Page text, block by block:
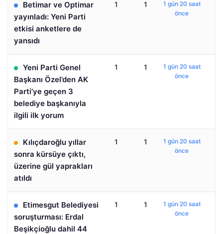
Betimar ve Optimar
yayınladı: Yeni Parti
etkisi anketlere de
yansıdı
1 1
1 gün 20 saat
önce
Yeni Parti Genel
Başkanı Özel’den AK
Parti’ye geçen 3
belediye başkanıyla
ilgili ilk yorum
1 1
1 gün 20 saat
önce
Kılıçdaroğlu yıllar
sonra kürsüye çıktı,
üzerine gül yaprakları
atıldı
1 1
1 gün 20 saat
önce
Etimesgut Belediyesi
soruşturması: Erdal
Beşikçioğlu dahil 44
1 1
1 gün 20 saat
önce